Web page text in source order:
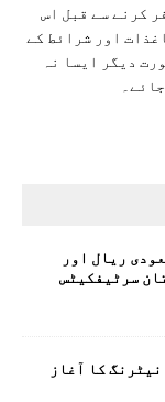
کرنے سے قبل اس
اور شرائط کے
دیگر ایسا نہ
ریال اور
سرٹیفکیٹس
کا آغاز